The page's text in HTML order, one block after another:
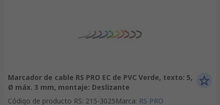
Marcador de cable RS PRO EC de PVC Verde, texto: 5,
Ø máx. 3 mm, montaje: Deslizante
Código de producto RS: 215-3025Marca: RS PRO